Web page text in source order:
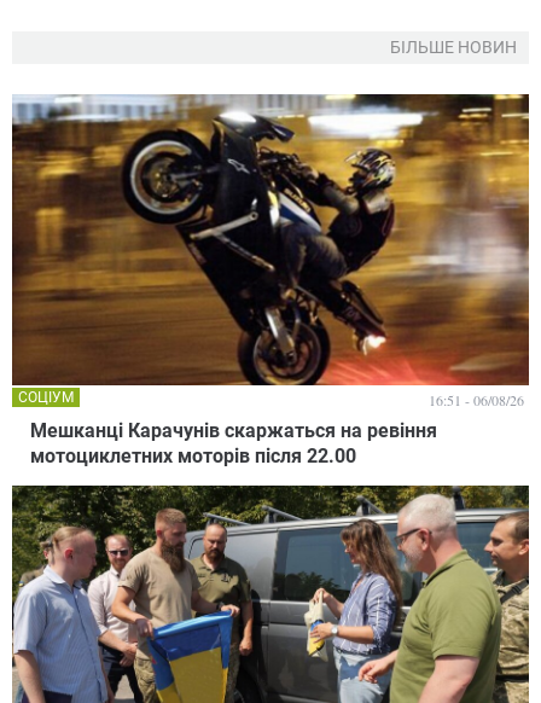
БІЛЬШЕ НОВИН
Мешканці Карачунів скаржаться на ревіння
мотоциклетних моторів після 22.00
СОЦІУМ 16:51 - 06/08/26